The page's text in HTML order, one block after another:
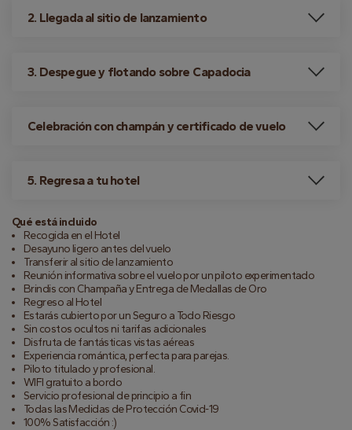
2. Llegada al sitio de lanzamiento
3. Despegue y flotando sobre Capadocia
Celebración con champán y certificado de vuelo
5. Regresa a tu hotel
Qué está incluido
Recogida en el Hotel
Desayuno ligero antes del vuelo
Transferir al sitio de lanzamiento
Reunión informativa sobre el vuelo por un piloto experimentado
Brindis con Champaña y Entrega de Medallas de Oro
Regreso al Hotel
Estarás cubierto por un Seguro a Todo Riesgo
Sin costos ocultos ni tarifas adicionales
Disfruta de fantásticas vistas aéreas
Experiencia romántica, perfecta para parejas.
Piloto titulado y profesional.
WIFI gratuito a bordo
Servicio profesional de principio a fin
Todas las Medidas de Protección Covid-19
100% Satisfacción :)